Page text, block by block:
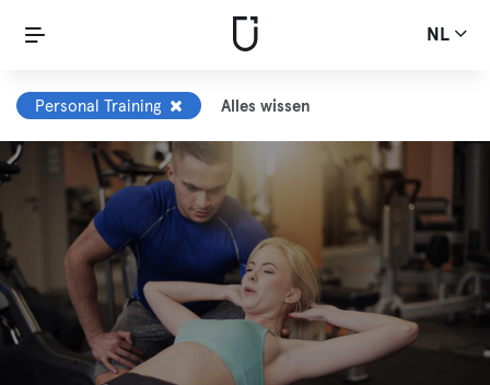
NL
Personal Training Alles wissen